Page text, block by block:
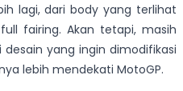
lagi, dari body yang terlihat
fairing. Akan tetapi, masih
yang ingin dimodifikasi
lebih mendekati MotoGP.